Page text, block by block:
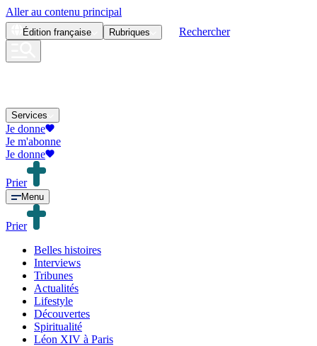
Aller au contenu principal
Édition française Rubriques Rechercher
Services
Je donne
Je m'abonne
Je donne
Prier
Menu
Prier
Belles histoires
Interviews
Tribunes
Actualités
Lifestyle
Découvertes
Spiritualité
Léon XIV à Paris